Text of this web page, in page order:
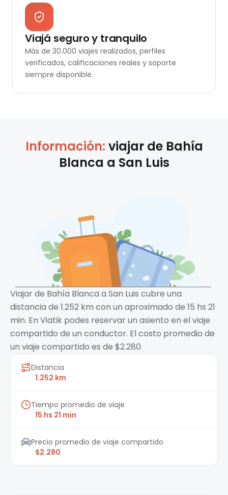
Viajá seguro y tranquilo
Más de 30.000 viajes realizados, perfiles
verificados, calificaciones reales y soporte
siempre disponible.
Información: viajar de Bahía
Blanca a San Luis
Viajar de Bahía Blanca a San Luis cubre una
distancia de 1.252 km con un aproximado de 15 hs 21
min. En Viatik podes reservar un asiento en el viaje
compartido de un conductor. El costo promedio de
un viaje compartido es de $2.280
Distancia
1.252 km
Tiempo promedio de viaje
15 hs 21 min
Precio promedio de viaje compartido
$2.280